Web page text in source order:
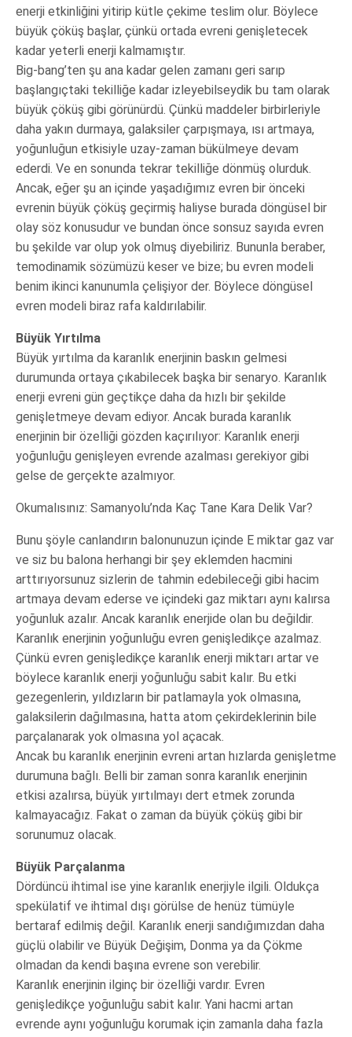
enerji etkinliğini yitirip kütle çekime teslim olur. Böylece
büyük çöküş başlar, çünkü ortada evreni genişletecek
kadar yeterli enerji kalmamıştır.
Big-bang’ten şu ana kadar gelen zamanı geri sarıp
başlangıçtaki tekilliğe kadar izleyebilseydik bu tam olarak
büyük çöküş gibi görünürdü. Çünkü maddeler birbirleriyle
daha yakın durmaya, galaksiler çarpışmaya, ısı artmaya,
yoğunluğun etkisiyle uzay-zaman bükülmeye devam
ederdi. Ve en sonunda tekrar tekilliğe dönmüş olurduk.
Ancak, eğer şu an içinde yaşadığımız evren bir önceki
evrenin büyük çöküş geçirmiş haliyse burada döngüsel bir
olay söz konusudur ve bundan önce sonsuz sayıda evren
bu şekilde var olup yok olmuş diyebiliriz. Bununla beraber,
temodinamik sözümüzü keser ve bize; bu evren modeli
benim ikinci kanunumla çelişiyor der. Böylece döngüsel
evren modeli biraz rafa kaldırılabilir.
Büyük Yırtılma
Büyük yırtılma da karanlık enerjinin baskın gelmesi
durumunda ortaya çıkabilecek başka bir senaryo. Karanlık
enerji evreni gün geçtikçe daha da hızlı bir şekilde
genişletmeye devam ediyor. Ancak burada karanlık
enerjinin bir özelliği gözden kaçırılıyor: Karanlık enerji
yoğunluğu genişleyen evrende azalması gerekiyor gibi
gelse de gerçekte azalmıyor.
Okumalısınız: Samanyolu’nda Kaç Tane Kara Delik Var?
Bunu şöyle canlandırın balonunuzun içinde E miktar gaz var
ve siz bu balona herhangi bir şey eklemden hacmini
arttırıyorsunuz sizlerin de tahmin edebileceği gibi hacim
artmaya devam ederse ve içindeki gaz miktarı aynı kalırsa
yoğunluk azalır. Ancak karanlık enerjide olan bu değildir.
Karanlık enerjinin yoğunluğu evren genişledikçe azalmaz.
Çünkü evren genişledikçe karanlık enerji miktarı artar ve
böylece karanlık enerji yoğunluğu sabit kalır. Bu etki
gezegenlerin, yıldızların bir patlamayla yok olmasına,
galaksilerin dağılmasına, hatta atom çekirdeklerinin bile
parçalanarak yok olmasına yol açacak.
Ancak bu karanlık enerjinin evreni artan hızlarda genişletme
durumuna bağlı. Belli bir zaman sonra karanlık enerjinin
etkisi azalırsa, büyük yırtılmayı dert etmek zorunda
kalmayacağız. Fakat o zaman da büyük çöküş gibi bir
sorunumuz olacak.
Büyük Parçalanma
Dördüncü ihtimal ise yine karanlık enerjiyle ilgili. Oldukça
spekülatif ve ihtimal dışı görülse de henüz tümüyle
bertaraf edilmiş değil. Karanlık enerji sandığımızdan daha
güçlü olabilir ve Büyük Değişim, Donma ya da Çökme
olmadan da kendi başına evrene son verebilir.
Karanlık enerjinin ilginç bir özelliği vardır. Evren
genişledikçe yoğunluğu sabit kalır. Yani hacmi artan
evrende aynı yoğunluğu korumak için zamanla daha fazla